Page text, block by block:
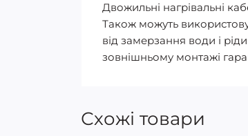
Двожильні нагрівальні
Також можуть
від замерзання води і
зовнішньому монтажі
Схожі товари